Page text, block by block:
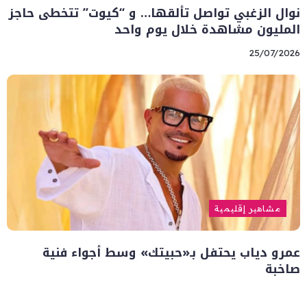
نوال الزغبي تواصل تألقها… و “كيوت” تتخطى حاجز
المليون مشاهدة خلال يوم واحد
25/07/2026
مشاهير إقليمية
عمرو دياب يحتفل بـ«حبيتك» وسط أجواء فنية
صاخبة